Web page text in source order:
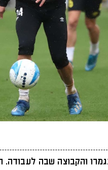
נגמרו והקבוצה שבה